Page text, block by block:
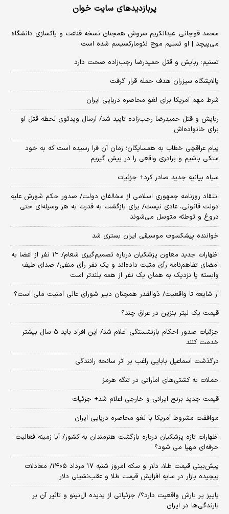
پربازدیدهای سایت خوان
محمد قوچانی: عبدالکریم سروش همچنان نسخه قناعت و پاکسازی دانشگاه
می‌پیچد | او تسلیم موج نئومارکسیسم شده است
تسنیم: ربایش و قتل حمیدرضا رجب‌زاده صحت دارد
پالایشگاه سیزران هدف حمله قرار گرفت
شرط مهم آمریکا برای لغو محاصره دریایی ایران
ربایش و قتل حمیدرضا رجب‌زاده تایید شد/ ارسال ویدئوی لحظه قتل او
برای خانواده‌اش
پیام عراقچی خطاب به همسایگان؛ زمان آن فرا رسیده است که به خود
متکی باشیم و برادری واقعی را در پیش گیریم
سپاه بیانیه جدید صادر کرد+ جزئیات
انتقاد روزنامه جمهوری اسلامی از مخالفان دولت/ صدور حکم شورش علیه
دولت قانونی، عادی نیست/ برای بازگشت به قدرت به هر وسیله‌ای حتی
دروغ و توطئه متوسل می‌شوند
خواننده پیشکسوت موسیقی ایران بستری شد
اظهارات جدید معاون پزشکیان درباره تصمیم‌گیری شعام/ ۱۲ نفر از اعضا به
امضای تفاهم‌نامه رأی مثبت داده‌اند و یک نفر رأی منفی/ صدای طیف
وابسته یا نزدیک به همان یک نفر از همه بلندتر است
از شایعه تا واقعیت/ ذوالقدر همچنان دبیر شورای ‌عالی امنیت ملی است؟
قیمت یک لیتر بنزین در عراق چند؟
جزئیات صدور احکام بازنشستگی اعلام شد/ این افراد باید ۵ سال بیشتر
خدمت کنند
درگذشت اسماعیل بابایی راغب بر اثر سانحه رانندگی
حملات به کشتی‌های اماراتی در تنگه هرمز
قیمت جدید برنج ایرانی و خارجی اعلام شد+ جزئیات
موافقت مشروط آمریکا با لغو محاصره دریایی ایران
اظهارات تازه پزشکیان درباره بازگشت هنرمندان به کشور/ آیا زمینه فعالیت
حرفه‌ای مهیا می شود؟
پیش‌بینی قیمت طلا، دلار و سکه امروز شنبه ۱۷ مرداد ۱۴۰۵/ معادلات
پیچیده بازار در سایه افزایش قیمت طلا و عقب‌نشینی دلار
پاییز پر بارش واقعیت دارد؟/ جزئیاتی از پدیده ال‌نینو و تاثیر آن بر
بارندگی‌ها در ایران